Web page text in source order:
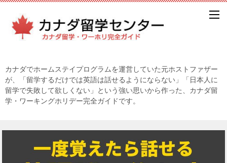
カナダでホームステイプログラムを運営していた元ホストファザー
が、「留学するだけでは英語は話せるようにならない」「日本人に
留学で失敗して欲しくない」という強い思いから作った、カナダ留
学・ワーキングホリデー完全ガイドです。